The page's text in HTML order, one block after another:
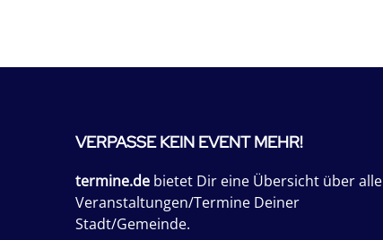
VERPASSE KEIN EVENT MEHR!
termine.de bietet Dir eine Übersicht über alle
Veranstaltungen/Termine Deiner
Stadt/Gemeinde.